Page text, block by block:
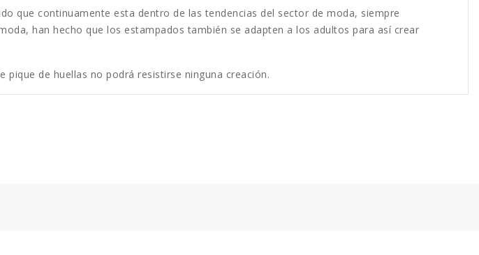
que continuamente esta dentro de las tendencias del sector de moda, siempre
han hecho que los estampados también se adapten a los adultos para así crear
de huellas no podrá resistirse ninguna creación.